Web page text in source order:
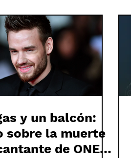
y un balcón:
sobre la muerte
de ONE